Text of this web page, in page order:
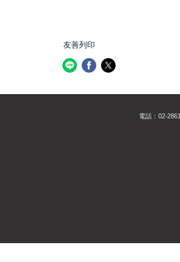
友善列印
電話：02-